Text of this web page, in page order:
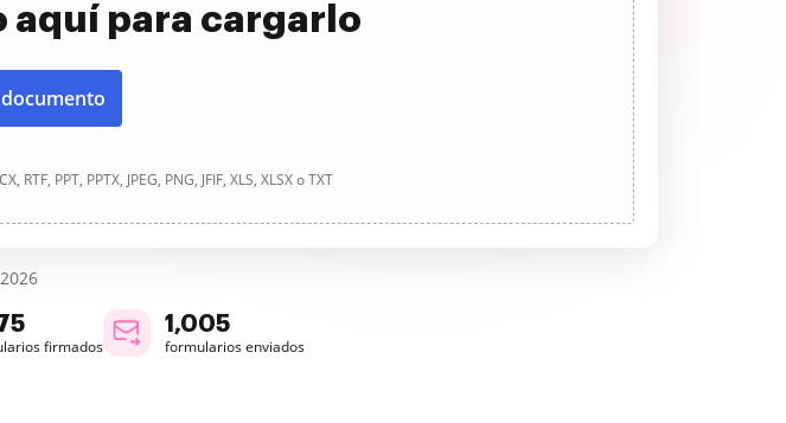
aquí para cargarlo
PPT, PPTX, JPEG, PNG, JFIF, XLS, XLSX o TXT
firmados
1,005
formularios enviados